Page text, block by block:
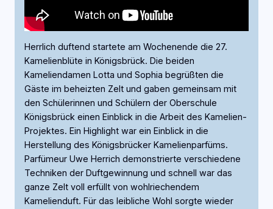
Herrlich duftend startete am Wochenende die 27.
Kamelienblüte in Königsbrück. Die beiden
Kameliendamen Lotta und Sophia begrüßten die
Gäste im beheizten Zelt und gaben gemeinsam mit
den Schülerinnen und Schülern der Oberschule
Königsbrück einen Einblick in die Arbeit des Kamelien-
Projektes. Ein Highlight war ein Einblick in die
Herstellung des Königsbrücker Kamelienparfüms.
Parfümeur Uwe Herrich demonstrierte verschiedene
Techniken der Duftgewinnung und schnell war das
ganze Zelt voll erfüllt von wohlriechendem
Kamelienduft. Für das leibliche Wohl sorgte wieder